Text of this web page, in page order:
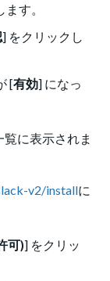
す。
] をクリックし
[有効] になっ
覧に表示されま
v2/installに
可)] をクリッ